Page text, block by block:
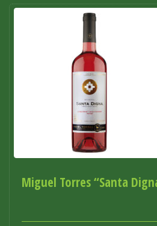
Miguel Torres “Santa